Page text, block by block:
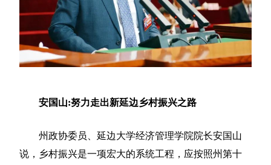
安国山:努力走出新延边乡村振兴之路
州政协委员、延边大学经济管理学院院长安国山
说，乡村振兴是一项宏大的系统工程，应按照州第十